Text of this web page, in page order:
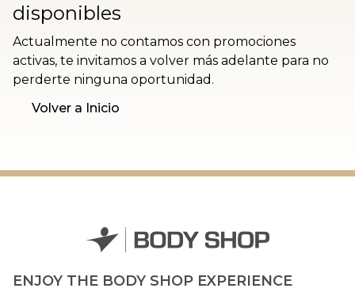
disponibles
Actualmente no contamos con promociones
activas, te invitamos a volver más adelante para no
perderte ninguna oportunidad.
Volver a Inicio
ENJOY THE BODY SHOP EXPERIENCE